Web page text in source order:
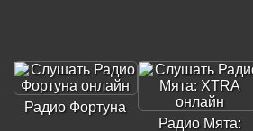
Радио Фортуна
Радио Мята: